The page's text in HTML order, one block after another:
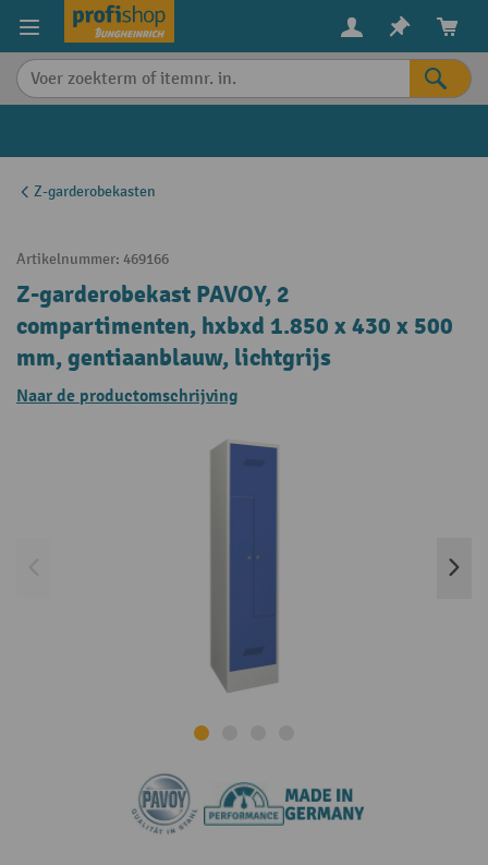
content
Z-garderobekasten
Artikelnummer: 469166
Z-garderobekast PAVOY, 2
compartimenten, hxbxd 1.850 x 430 x 500
mm, gentiaanblauw, lichtgrijs
Naar de productomschrijving